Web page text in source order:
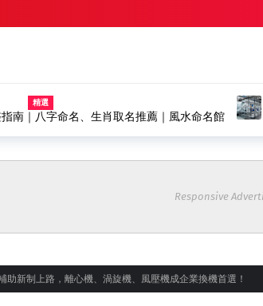
精選
南｜八字命名、生肖取名推薦｜風水命名館
Responsive
助新制上路，離心機、渦旋機、風壓機成企業換機首選！